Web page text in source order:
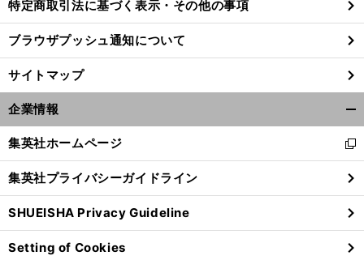
特定商取引法に基づく表示・その他の事項
ブラウザプッシュ通知について
サイトマップ
企業情報
閉
る
集英社ホームページ
新
し
い
ウ
ィ
ン
ド
集英社プライバシーガイドライン
SHUEISHA Privacy Guideline
Setting of Cookies